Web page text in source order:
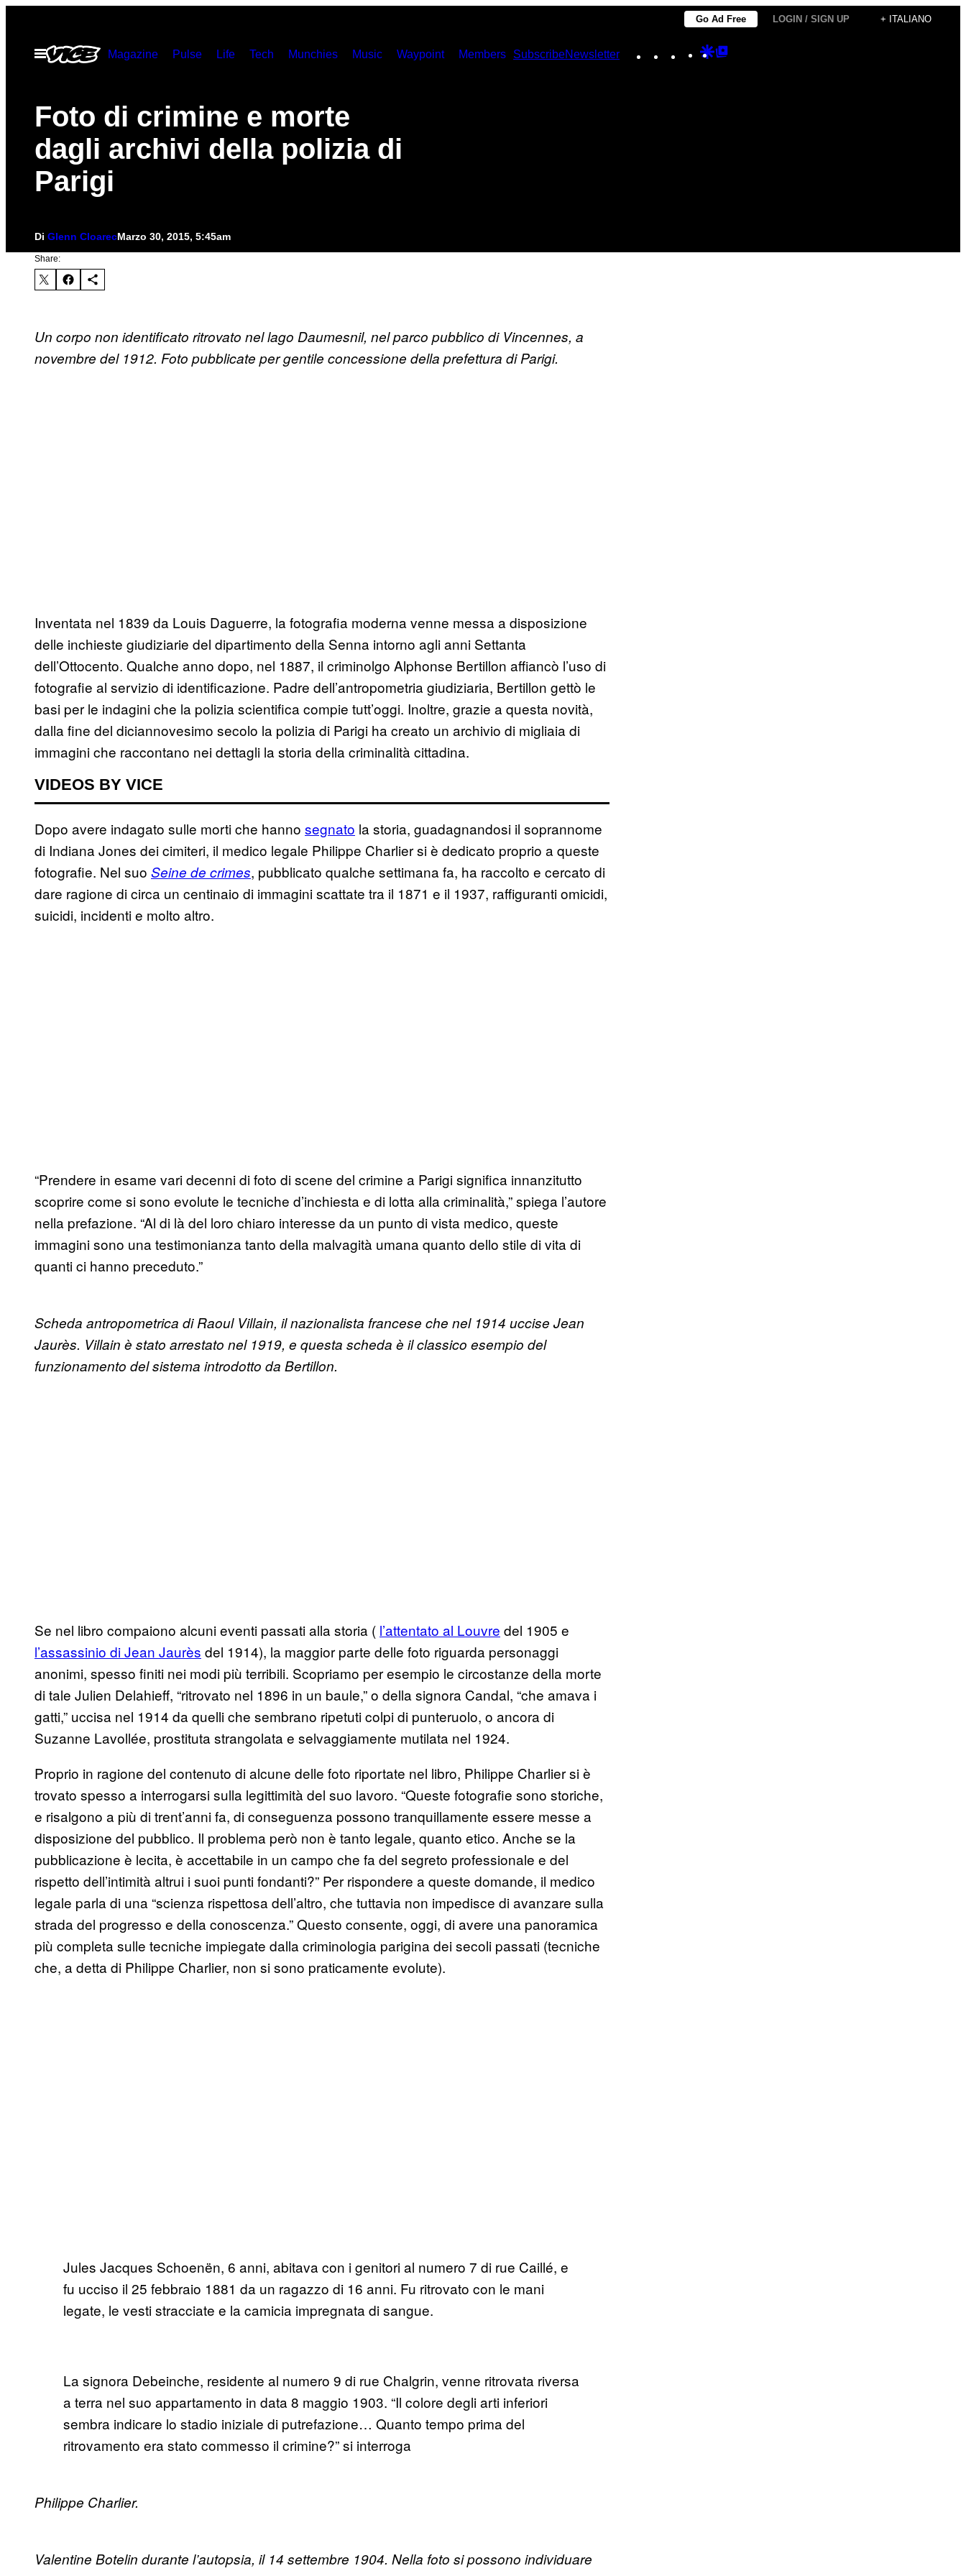
contenuto
Go Ad Free LOGIN / SIGN UP + ITALIANO
Apri
Magazine Pulse Life Tech Munchies Music Waypoint Members SubscribeNewsletter Instagram
TikTokYouTube
Google
Foto di crimine e morte
dagli archivi della polizia di
Parigi
Di Glenn CloarecMarzo 30, 2015, 5:45am
Share:
Un corpo non identificato ritrovato nel lago Daumesnil, nel parco pubblico di Vincennes, a
novembre del 1912. Foto pubblicate per gentile concessione della prefettura di Parigi.
Inventata nel 1839 da Louis Daguerre, la fotografia moderna venne messa a disposizione
delle inchieste giudiziarie del dipartimento della Senna intorno agli anni Settanta
dell’Ottocento. Qualche anno dopo, nel 1887, il criminolgo Alphonse Bertillon affiancò l’uso di
fotografie al servizio di identificazione. Padre dell’antropometria giudiziaria, Bertillon gettò le
basi per le indagini che la polizia scientifica compie tutt’oggi. Inoltre, grazie a questa novità,
dalla fine del diciannovesimo secolo la polizia di Parigi ha creato un archivio di migliaia di
immagini che raccontano nei dettagli la storia della criminalità cittadina.
VIDEOS BY VICE
Dopo avere indagato sulle morti che hanno segnato la storia, guadagnandosi il soprannome
di Indiana Jones dei cimiteri, il medico legale Philippe Charlier si è dedicato proprio a queste
fotografie. Nel suo Seine de crimes, pubblicato qualche settimana fa, ha raccolto e cercato di
dare ragione di circa un centinaio di immagini scattate tra il 1871 e il 1937, raffiguranti omicidi,
suicidi, incidenti e molto altro.
“Prendere in esame vari decenni di foto di scene del crimine a Parigi significa innanzitutto
scoprire come si sono evolute le tecniche d’inchiesta e di lotta alla criminalità,” spiega l’autore
nella prefazione. “Al di là del loro chiaro interesse da un punto di vista medico, queste
immagini sono una testimonianza tanto della malvagità umana quanto dello stile di vita di
quanti ci hanno preceduto.”
Scheda antropometrica diRaoul Villain, il nazionalista francese che nel 1914 uccise Jean
Jaurès. Villain è stato arrestato nel 1919, e questa scheda è il classico esempio del
funzionamento del sistema introdotto da Bertillon.
Se nel libro compaiono alcuni eventi passati alla storia ( l’attentato al Louvre del 1905 e
l’assassinio di Jean Jaurès del 1914), la maggior parte delle foto riguarda personaggi
anonimi, spesso finiti nei modi più terribili. Scopriamo per esempio le circostanze della morte
di tale Julien Delahieff, “ritrovato nel 1896 in un baule,” o della signora Candal, “che amava i
gatti,” uccisa nel 1914 da quelli che sembrano ripetuti colpi di punteruolo, o ancora di
Suzanne Lavollée, prostituta strangolata e selvaggiamente mutilata nel 1924.
Proprio in ragione del contenuto di alcune delle foto riportate nel libro, Philippe Charlier si è
trovato spesso a interrogarsi sulla legittimità del suo lavoro. “Queste fotografie sono storiche,
e risalgono a più di trent’anni fa, di conseguenza possono tranquillamente essere messe a
disposizione del pubblico. Il problema però non è tanto legale, quanto etico. Anche se la
pubblicazione è lecita, è accettabile in un campo che fa del segreto professionale e del
rispetto dell’intimità altrui i suoi punti fondanti?” Per rispondere a queste domande, il medico
legale parla di una “scienza rispettosa dell’altro, che tuttavia non impedisce di avanzare sulla
strada del progresso e della conoscenza.” Questo consente, oggi, di avere una panoramica
più completa sulle tecniche impiegate dalla criminologia parigina dei secoli passati (tecniche
che, a detta di Philippe Charlier, non si sono praticamente evolute).
Jules Jacques Schoenën, 6 anni, abitava con i genitori al numero 7 di rue Caillé, e
fu ucciso il 25 febbraio 1881 da un ragazzo di 16 anni. Fu ritrovato con le mani
legate, le vesti stracciate e la camicia impregnata di sangue.
La signora Debeinche, residente al numero 9 di rue Chalgrin, venne ritrovata riversa
a terra nel suo appartamento in data 8 maggio 1903. “Il colore degli arti inferiori
sembra indicare lo stadio iniziale di putrefazione… Quanto tempo prima del
ritrovamento era stato commesso il crimine?” si interroga
Philippe Charlier.
Valentine Botelin durante l’autopsia, il 14 settembre 1904. Nella foto si possono individuare